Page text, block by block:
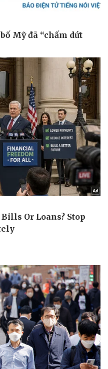
Đời sống
Nhà đẹp
Blog
Tình yêu - Gia đình